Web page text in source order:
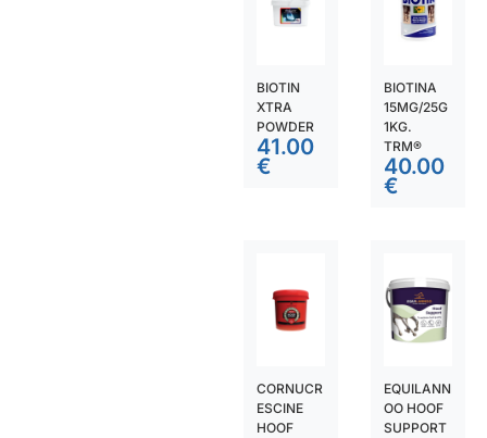
BIOTIN
XTRA
POWDER
41.00
€
BIOTINA
15MG/25G
1KG.
TRM®
40.00
€
CORNUCR
ESCINE
HOOF
EQUILANN
OO HOOF
SUPPORT